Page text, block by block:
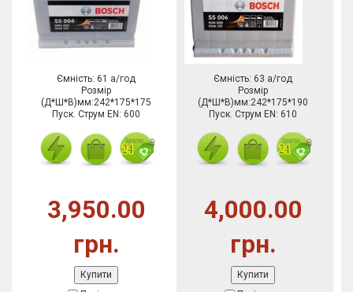
Ємність: 61 а/год
Розмір
(Д*Ш*В)мм:242*175*175
Пуск. Струм EN: 600
3,950.00
грн.
Купити
Ємність: 63 а/год
Розмір
(Д*Ш*В)мм:242*175*190
Пуск. Струм EN: 610
4,000.00
грн.
Купити